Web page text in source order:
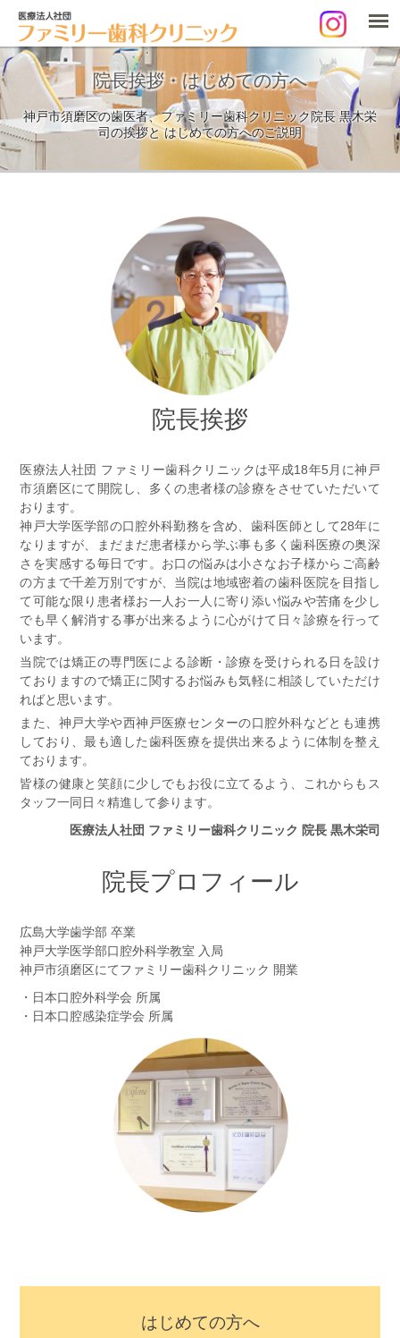
院長挨拶・はじめての方へ
神戸市須磨区の歯医者、ファミリー歯科クリニック院長 黒木栄
司の挨拶とはじめての方へのご説明
院長挨拶
医療法人社団 ファミリー歯科クリニックは平成18年5月に神戸
市須磨区にて開院し、多くの患者様の診療をさせていただいて
おります。
神戸大学医学部の口腔外科勤務を含め、歯科医師として28年に
なりますが、まだまだ患者様から学ぶ事も多く歯科医療の奥深
さを実感する毎日です。お口の悩みは小さなお子様からご高齢
の方まで千差万別ですが、当院は地域密着の歯科医院を目指し
て可能な限り患者様お一人お一人に寄り添い悩みや苦痛を少し
でも早く解消する事が出来るように心がけて日々診療を行って
います。
当院では矯正の専門医による診断・診療を受けられる日を設け
ておりますので矯正に関するお悩みも気軽に相談していただけ
ればと思います。
また、神戸大学や西神戸医療センターの口腔外科などとも連携
しており、最も適した歯科医療を提供出来るように体制を整え
ております。
皆様の健康と笑顔に少しでもお役に立てるよう、これからもス
タッフ一同日々精進して参ります。
医療法人社団 ファミリー歯科クリニック 院長 黒木栄司
院長プロフィール
広島大学歯学部 卒業
神戸大学医学部口腔外科学教室 入局
神戸市須磨区にてファミリー歯科クリニック 開業
・日本口腔外科学会 所属
・日本口腔感染症学会 所属
はじめての方へ